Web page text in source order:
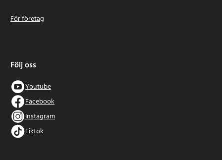
För företag
Följ oss
Youtube
Facebook
Instagram
Tiktok